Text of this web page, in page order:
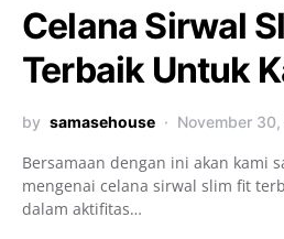
Celana Sirwal
Terbaik Untuk
by samasehouse November
Bersamaan dengan ini akan kami
mengenai celana sirwal slim fit
dalam aktifitas…